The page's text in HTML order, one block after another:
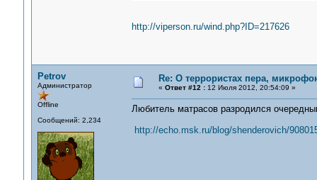
http://viperson.ru/wind.php?ID=217626
Petrov
Администратор
Offline
Сообщений: 2,234
Re: О террористах пера,
« Ответ #12 :12 Июля 2012, 20:54:09 »
Любитель матрасов разродился
http://echo.msk.ru/blog/shenderovich/